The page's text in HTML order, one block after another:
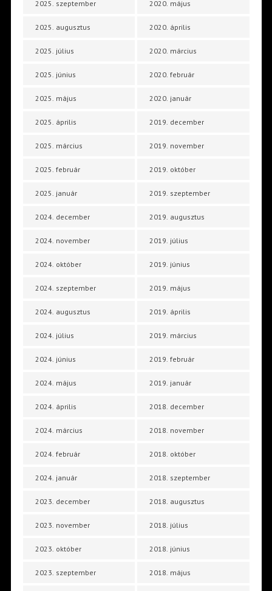
2025. szeptember
2025. augusztus
2025. július
2025. június
2025. május
2025. április
2025. március
2025. február
2025. január
2024. december
2024. november
2024. október
2024. szeptember
2024. augusztus
2024. július
2024. június
2024. május
2024. április
2024. március
2024. február
2024. január
2023. december
2023. november
2023. október
2023. szeptember
2020. május
2020. április
2020. március
2020. február
2020. január
2019. december
2019. november
2019. október
2019. szeptember
2019. augusztus
2019. július
2019. június
2019. május
2019. április
2019. március
2019. február
2019. január
2018. december
2018. november
2018. október
2018. szeptember
2018. augusztus
2018. július
2018. június
2018. május